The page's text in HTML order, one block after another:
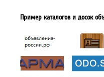
Пример каталогов и досок